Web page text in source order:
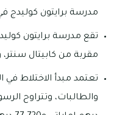
مدرسة برايتون كوليدج
تقع مدرسة برايتون
مقربة من كابيتال
تعتمد مبدأ الاختلاط